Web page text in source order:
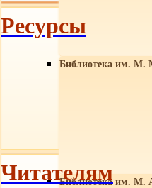
Библиотека им. М.
Библиотека им. М.
Ресурсы
Читателям